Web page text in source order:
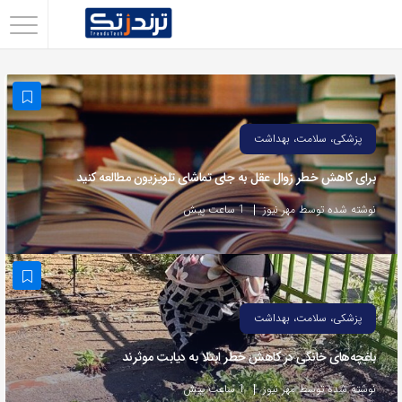
با
استفاده
از
روش‌های
زیر
می‌توانید
این
صفحه
را
با
دوستان
خود
پزشکی، سلامت، بهداشت
برای کاهش خطر زوال عقل به جای تماشای تلویزیون مطالعه کنید
نوشته شده توسط مهر نیوز 1 ساعت پیش
پزشکی، سلامت، بهداشت
باغچه‌های خانگی در کاهش خطر ابتلا به دیابت موثرند
نوشته شده توسط مهر نیوز 1 ساعت پیش